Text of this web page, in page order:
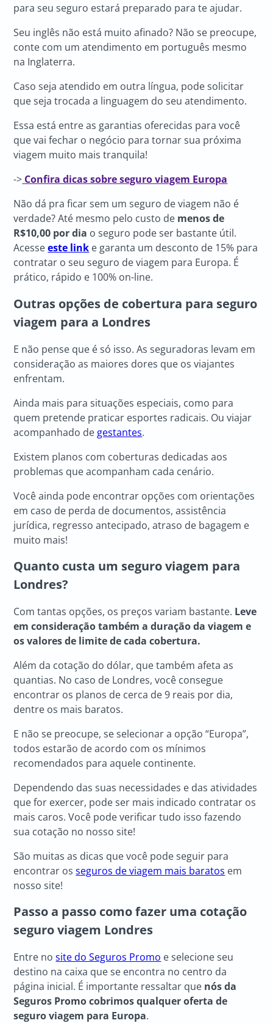
para seu seguro estará preparado para te ajudar.
Seu inglês não está muito afinado? Não se preocupe,
conte com um atendimento em português mesmo
na Inglaterra.
Caso seja atendido em outra língua, pode solicitar
que seja trocada a linguagem do seu atendimento.
Essa está entre as garantias oferecidas para você
que vai fechar o negócio para tornar sua próxima
viagem muito mais tranquila!
-> Confira dicas sobre seguro viagem Europa
Não dá pra ficar sem um seguro de viagem não é
verdade? Até mesmo pelo custo de menos de
R$10,00 por dia o seguro pode ser bastante útil.
Acesseeste link e garanta um desconto de 15% para
contratar o seu seguro de viagem para Europa. É
prático, rápido e 100% on-line.
Outras opções de cobertura para seguro
viagem para a Londres
E não pense que é só isso. As seguradoras levam em
consideração as maiores dores que os viajantes
enfrentam.
Ainda mais para situações especiais, como para
quem pretende praticar esportes radicais. Ou viajar
acompanhado de gestantes.
Existem planos com coberturas dedicadas aos
problemas que acompanham cada cenário.
Você ainda pode encontrar opções com orientações
em caso de perda de documentos, assistência
jurídica, regresso antecipado, atraso de bagagem e
muito mais!
Quanto custa um seguro viagem para
Londres?
Com tantas opções, os preços variam bastante. Leve
em consideração também a duração da viagem e
os valores de limite de cada cobertura.
Além da cotação do dólar, que também afeta as
quantias. No caso de Londres, você consegue
encontrar os planos de cerca de 9 reais por dia,
dentre os mais baratos.
E não se preocupe, se selecionar a opção “Europa”,
todos estarão de acordo com os mínimos
recomendados para aquele continente.
Dependendo das suas necessidades e das atividades
que for exercer, pode ser mais indicado contratar os
mais caros. Você pode verificar tudo isso fazendo
sua cotação no nosso site!
São muitas as dicas que você pode seguir para
encontrar osseguros de viagem mais baratos em
nosso site!
Passo a passo como fazer uma cotação
seguro viagem Londres
Entre nosite do Seguros Promo e selecione seu
destino na caixa que se encontra no centro da
página inicial. É importante ressaltar que nós da
Seguros Promo cobrimos qualquer oferta de
seguro viagem para Europa.